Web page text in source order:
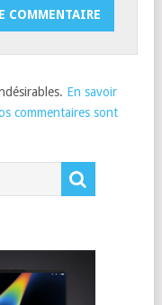
En savoir
commentaires sont